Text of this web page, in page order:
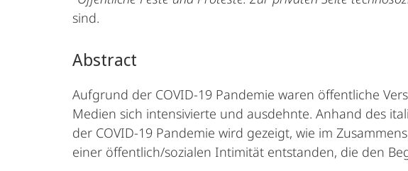
sind.
Abstract
Aufgrund der COVID-19 Pandemie waren öffentliche
Medien sich intensivierte und ausdehnte. Anhand des
der COVID-19 Pandemie wird gezeigt, wie im
einer öffentlich/sozialen Intimität entstanden, die den